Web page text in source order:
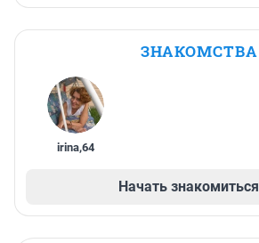
ЗНАКОМСТВА
irina,64
Начать знакомиться